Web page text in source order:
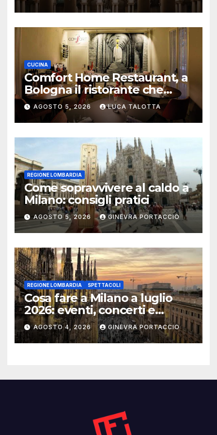
CUCINA
Comfort Home Restaurant, a
Bologna il ristorante che
trasforma l’ospitalità in
un’esperienza di casa
AGOSTO 5, 2026 LUCA TALOTTA
REGIONE LOMBARDIA
Come sopravvivere al caldo a
Milano: consigli pratici
AGOSTO 5, 2026 GINEVRA PORTACCIO
REGIONE LOMBARDIA SPETTACOLI
Cosa fare a Milano a luglio
2026: eventi, concerti e
mostre
AGOSTO 4, 2026 GINEVRA PORTACCIO